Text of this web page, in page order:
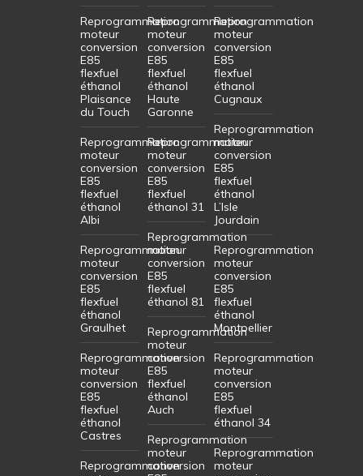
Reprogrammation
moteur
conversion
E85
flexfuel
éthanol
Plaisance
du Touch
Reprogrammation
moteur
conversion
E85
flexfuel
éthanol
Albi
Reprogrammation
moteur
conversion
E85
flexfuel
éthanol
Graulhet
Reprogrammation
moteur
conversion
E85
flexfuel
éthanol
Castres
Reprogrammation
Reprogrammation
moteur
conversion
E85
flexfuel
éthanol
Haute
Garonne
Reprogrammation
moteur
conversion
E85
flexfuel
éthanol 31
Reprogrammation
moteur
conversion
E85
flexfuel
éthanol 81
Reprogrammation
moteur
conversion
E85
flexfuel
éthanol
Auch
Reprogrammation
moteur
conversion
Reprogrammation
moteur
conversion
E85
flexfuel
éthanol
Cugnaux
Reprogrammation
moteur
conversion
E85
flexfuel
éthanol
L’Isle
Jourdain
Reprogrammation
moteur
conversion
E85
flexfuel
éthanol
Montpellier
Reprogrammation
moteur
conversion
E85
flexfuel
éthanol 34
Reprogrammation
moteur